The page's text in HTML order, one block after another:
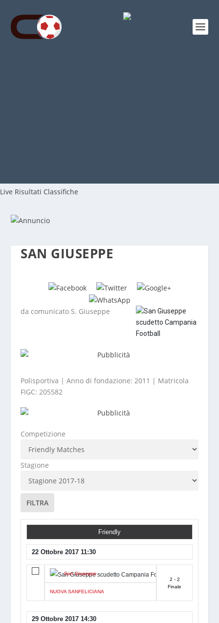
Live Risultati Classifiche
SAN GIUSEPPE
da comunicato S. Giuseppe
Polisportiva | Anno di fondazione: 2011 | Matricola
FIGC: 205582
Competizione
Stagione
FILTRA
Friendly
22 Ottobre 2017 11:30
San Giuseppe
NUOVA SANFELICIANA
2 - 2
Finale
29 Ottobre 2017 14:30